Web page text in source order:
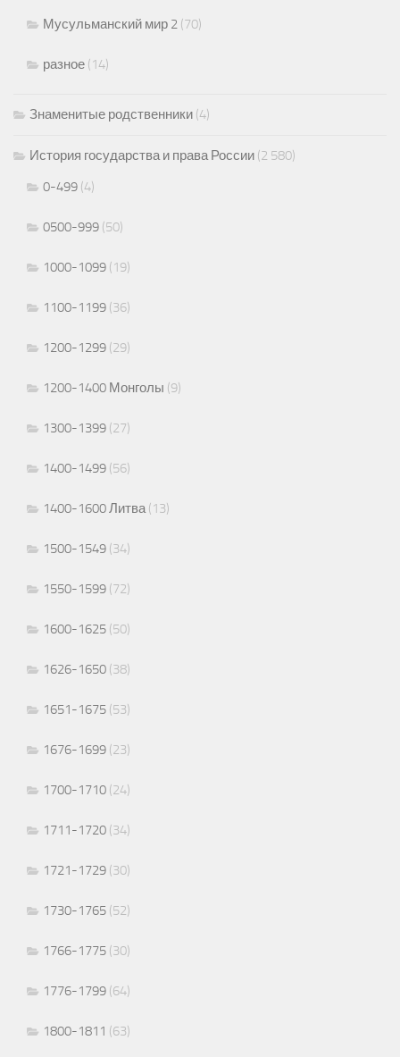
Мусульманский мир 2 (70)
разное (14)
Знаменитые родственники (4)
История государства и права России (2 580)
0-499 (4)
0500-999 (50)
1000-1099 (19)
1100-1199 (36)
1200-1299 (29)
1200-1400 Монголы (9)
1300-1399 (27)
1400-1499 (56)
1400-1600 Литва(13)
1500-1549 (34)
1550-1599 (72)
1600-1625 (50)
1626-1650 (38)
1651-1675 (53)
1676-1699 (23)
1700-1710 (24)
1711-1720 (34)
1721-1729 (30)
1730-1765 (52)
1766-1775 (30)
1776-1799 (64)
1800-1811 (63)